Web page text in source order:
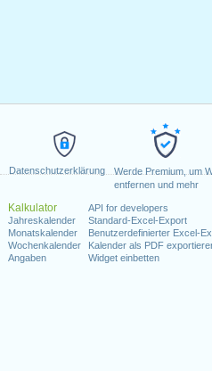
Datenschutzerklärung
Werde Premium, um
entfernen und mehr
Kalkulator
Jahreskalender
Monatskalender
Wochenkalender
Angaben
API for developers
Standard-Excel-Export
Benutzerdefinierter Excel-
Kalender als PDF
Widget einbetten